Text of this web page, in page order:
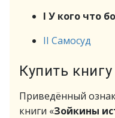
I У кого что
II Самосуд
Купить книгу
Приведённый
книги «Зойкины